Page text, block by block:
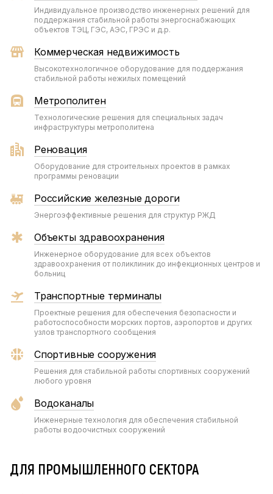
Индивидуальное производство инженерных решений для
поддержания стабильной работы энергоснабжающих
объектов ТЭЦ, ГЭС, АЭС, ГРЭС и д.р.
Коммерческая недвижимость
Высокотехнологичное оборудование для поддержания
стабильной работы нежилых помещений
Метрополитен
Технологические решения для специальных задач
инфраструктуры метрополитена
Реновация
Оборудование для строительных проектов в рамках
программы реновации
Российские железные дороги
Энергоэффективные решения для структур РЖД
Объекты здравоохранения
Инженерное оборудование для всех объектов
здравоохранения от поликлиник до инфекционных центров и
больниц
Транспортные терминалы
Проектные решения для обеспечения безопасности и
работоспособности морских портов, аэропортов и других
узлов транспортного сообщения
Спортивные сооружения
Решения для стабильной работы спортивных сооружений
любого уровня
Водоканалы
Инженерные технология для обеспечения стабильной
работы водоочистных сооружений
ДЛЯ ПРОМЫШЛЕННОГО СЕКТОРА